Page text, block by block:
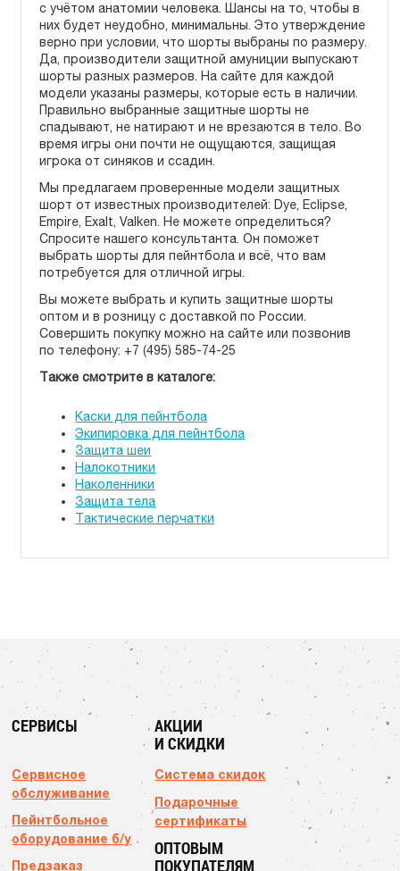
с учётом анатомии человека. Шансы на то, чтобы в
них будет неудобно, минимальны. Это утверждение
верно при условии, что шорты выбраны по размеру.
Да, производители защитной амуниции выпускают
шорты разных размеров. На сайте для каждой
модели указаны размеры, которые есть в наличии.
Правильно выбранные защитные шорты не
спадывают, не натирают и не врезаются в тело. Во
время игры они почти не ощущаются, защищая
игрока от синяков и ссадин.
Мы предлагаем проверенные модели защитных
шорт от известных производителей: Dye, Eclipse,
Empire, Exalt, Valken. Не можете определиться?
Спросите нашего консультанта. Он поможет
выбрать шорты для пейнтбола и всё, что вам
потребуется для отличной игры.
Вы можете выбрать и купить защитные шорты
оптом и в розницу с доставкой по России.
Совершить покупку можно на сайте или позвонив
по телефону: +7 (495) 585-74-25
Также смотрите в каталоге:
Каски для пейнтбола
Экипировка для пейнтбола
Защита шеи
Налокотники
Наколенники
Защита тела
Тактические перчатки
СЕРВИСЫ
Сервисное
обслуживание
Пейнтбольное
оборудование б/у
Предзаказ
АКЦИИ
И СКИДКИ
Система скидок
Подарочные
сертификаты
ОПТОВЫМ
ПОКУПАТЕЛЯМ